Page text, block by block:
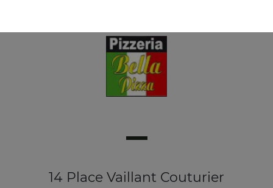
14 Place Vaillant Couturier